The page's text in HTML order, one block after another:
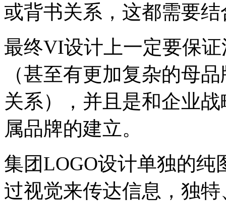
或背书关系，这都需要
最终VI设计上一定要保
（甚至有更加复杂的母
关系），并且是和企业
属品牌的建立。
集团LOGO设计单独的纯
过视觉来传达信息，独